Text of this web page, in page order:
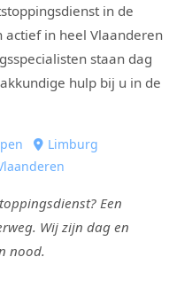
in de
actief in heel Vlaanderen
staan dag
hulp bij u in de
Limburg
Een
Wij zijn dag en
nood.